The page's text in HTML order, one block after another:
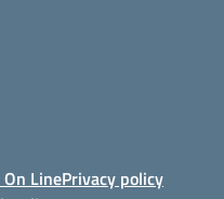
LinePrivacy policy